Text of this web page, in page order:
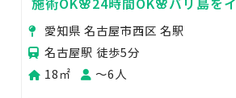
し空間🌸
愛知県 名古屋市西区 名駅
名古屋駅 徒歩5分
18㎡
〜6人